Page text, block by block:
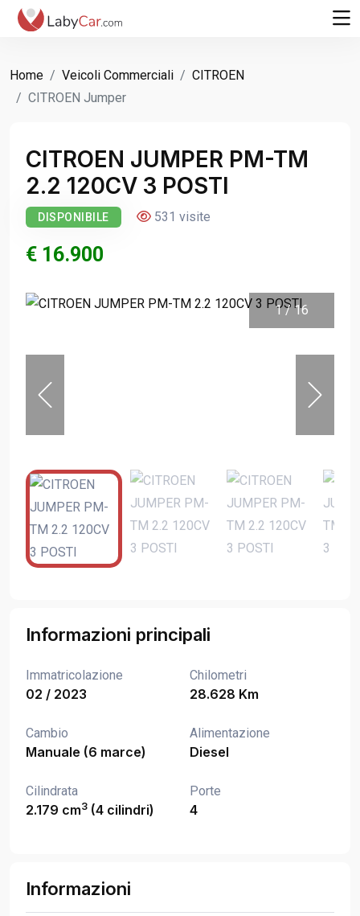
Home Veicoli Commerciali
CITROEN
CITROEN Jumper
CITROEN JUMPER PM-TM
2.2 120CV 3 POSTI
DISPONIBILE 531 visite
€ 16.900
1 / 16
Informazioni principali
Immatricolazione
02 / 2023
Chilometri
28.628 Km
Cambio
Manuale (6 marce)
Alimentazione
Diesel
Cilindrata
2.179 cm3 (4 cilindri)
Porte
4
Informazioni